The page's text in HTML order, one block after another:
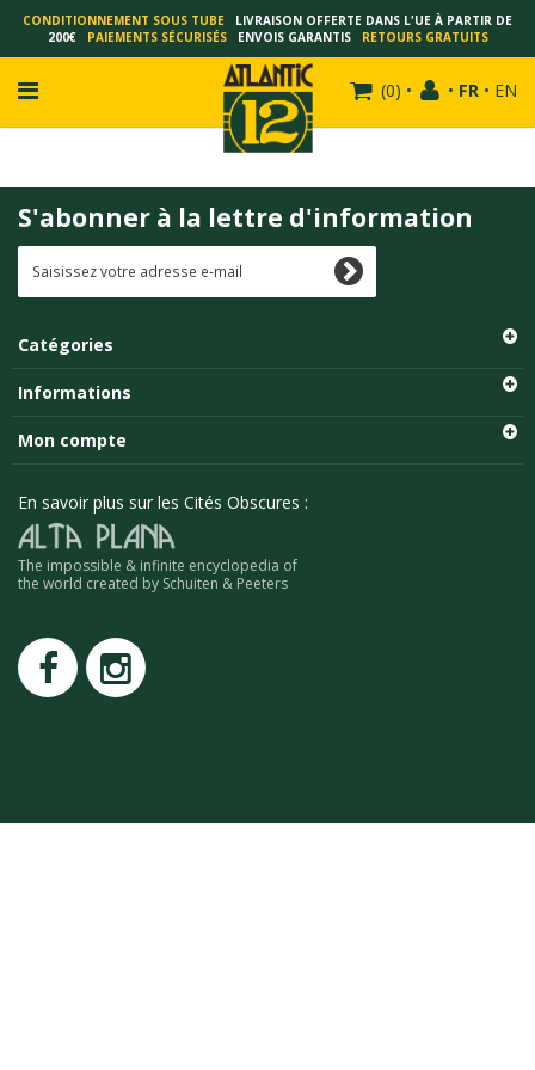
CONDITIONNEMENT SOUS TUBE
LIVRAISON OFFERTE DANS L'UE À PARTIR DE
200€
PAIEMENTS SÉCURISÉS ENVOIS GARANTIS RETOURS GRATUITS
(0) • • FR • EN
FRANÇOIS SCHUITEN
SCHUITEN - LAURENT DURIEUX
SCHUITEN - PEETERS
SCHUITEN - PLISSART
SCHUITEN - ZILLER
SCHUITEN - LI KUNWU
LUC SCHUITEN
ROMAIN RENARD
DAVID MERVEILLE
S'abonner à la lettre d'information
Catégories
Informations
Mon compte
En savoir plus sur les Cités Obscures :
The impossible & infinite encyclopedia of
the world created by Schuiten & Peeters